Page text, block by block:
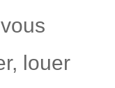
louer